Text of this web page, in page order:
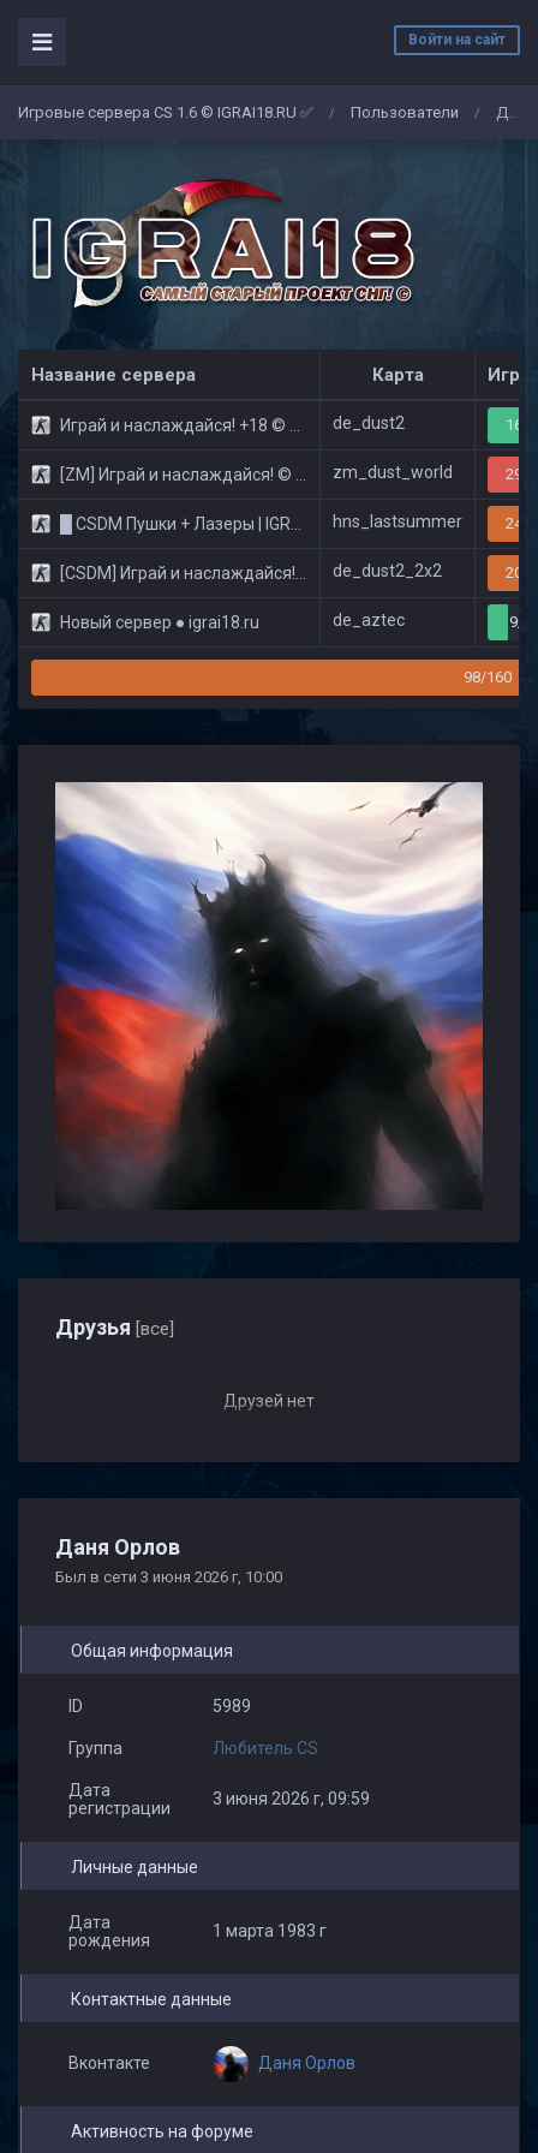
Войти на сайт
Игровые сервера CS 1.6 © IGRAI18.RU ✅ / Пользователи / Даня Орлов
Название сервера Карта
Играй и наслаждайся! +18 © Public de_dust2 16/
[ZM] Играй и наслаждайся! © Zombie Show zm_dust_world 29/
█ CSDM Пушки + Лазеры | IGRAI18.RU ツ █ hns_lastsummer 24/
[CSDM] Играй и наслаждайся! © Classic de_dust2_2x2 20/
Новый сервер ● igrai18.ru de_aztec 9/
98/160
Друзья [все]
Друзей нет
Даня Орлов
Был в сети 3 июня 2026 г, 10:00
Общая информация
ID 5989
Группа Любитель CS
Дата
регистрации
3 июня 2026 г, 09:59
Личные данные
Дата
рождения
1 марта 1983 г
Контактные данные
Вконтакте Даня Орлов
Активность на форуме